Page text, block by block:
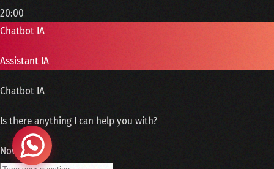
20:00
Chatbot IA
Assistant IA
Chatbot IA
Is there anything I can help you with?
Now